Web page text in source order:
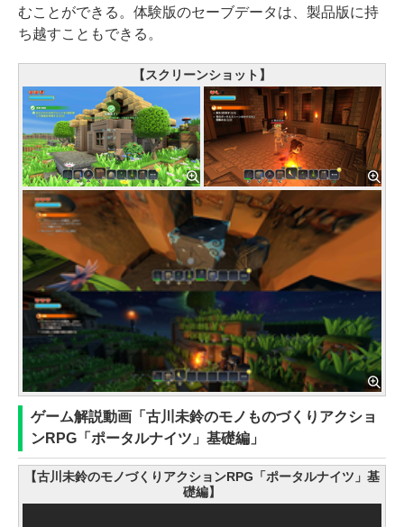
むことができる。体験版のセーブデータは、製品版に持
ち越すこともできる。
【スクリーンショット】
ゲーム解説動画「古川未鈴のモノものづくりアクショ
ンRPG「ポータルナイツ」基礎編」
【古川未鈴のモノづくりアクションRPG「ポータルナイツ」基
礎編】